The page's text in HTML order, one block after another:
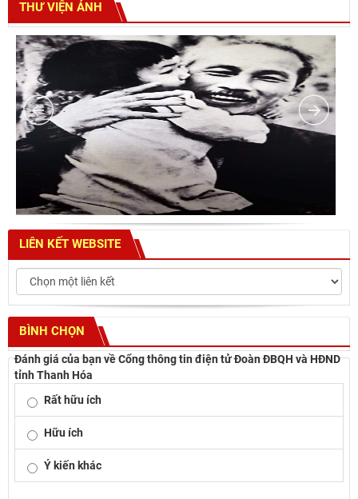
THƯ VIỆN ẢNH
LIÊN KẾT WEBSITE
BÌNH CHỌN
Đánh giá của bạn về Cổng thông tin điện tử Đoàn ĐBQH và HĐND
tỉnh Thanh Hóa
Rất hữu ích
Hữu ích
Ý kiến khác